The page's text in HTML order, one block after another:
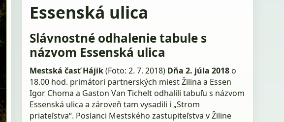
Essenská ulica
Slávnostné odhalenie tabule s
názvom Essenská ulica
Mestská časť Hájik(Foto: 2. 7. 2018) Dňa 2. júla 2018o
18.00 hod. primátori partnerských miest Žilina a Essen
Igor Choma a Gaston Van Tichelt odhalili tabuľu s názvom
Essenská ulica a zároveň tam vysadili i „Strom
priateľstva“. Poslanci Mestského zastupiteľstva v Žiline